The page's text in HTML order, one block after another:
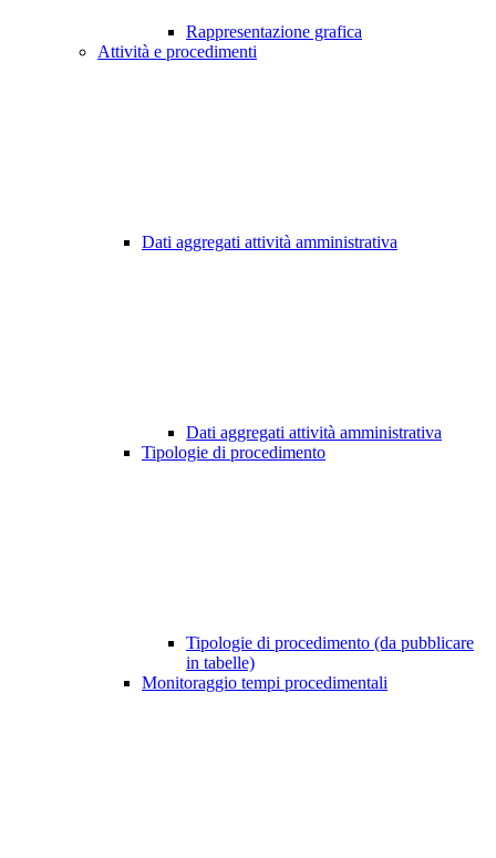
Rappresentazione grafica
Attività e procedimenti
Dati aggregati attività amministrativa
Dati aggregati attività amministrativa
Tipologie di procedimento
Tipologie di procedimento (da pubblicare
in tabelle)
Monitoraggio tempi procedimentali